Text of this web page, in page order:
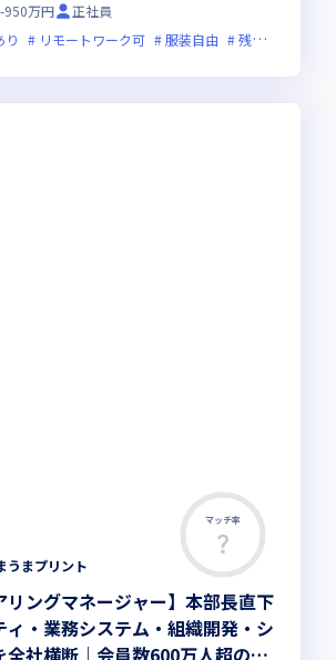
務
950万円
正社員
り
リモートワーク可 服装自由 残業月20時間未満
マッチ率
うまプリント
リングマネージャー】本部長直下
ィ・業務システム・組織開発・シ
全社横断｜会員数600万人超の自